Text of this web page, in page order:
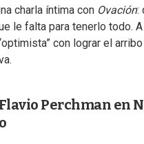
charla íntima con Ovación:
le falta para tenerlo todo.
con lograr el
Perchman en